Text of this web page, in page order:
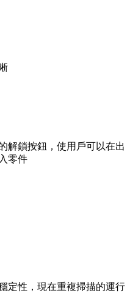
解鎖按鈕，使用戶可以在出
零件
定性，現在重複掃描的運行